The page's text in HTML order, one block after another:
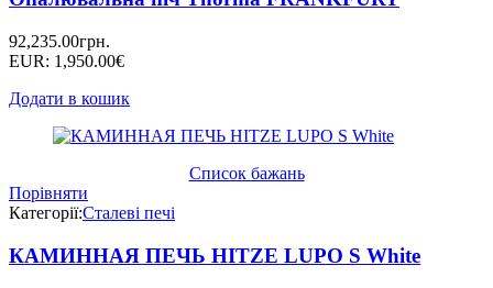
92,235.00грн.
EUR: 1,950.00€
Додати в кошик
Список бажань
Порівняти
Категорії:Сталеві печі
КАМИННАЯ ПЕЧЬ HITZE LUPO S White